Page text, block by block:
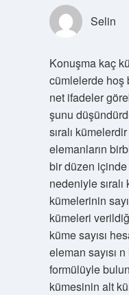
Selin
Konuşma kaç
cümlelerde hoş
net ifadeler
şunu
sıralı
elemanların
bir düzen içinde
nedeniyle
kümelerinin
kümeleri
küme sayısı
eleman sayısı
formülüyle
kümesinin alt